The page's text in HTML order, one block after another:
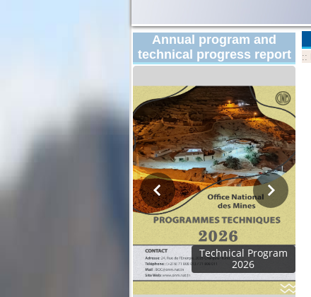
Annual program and
technical progress report
Technical Program
2026
::